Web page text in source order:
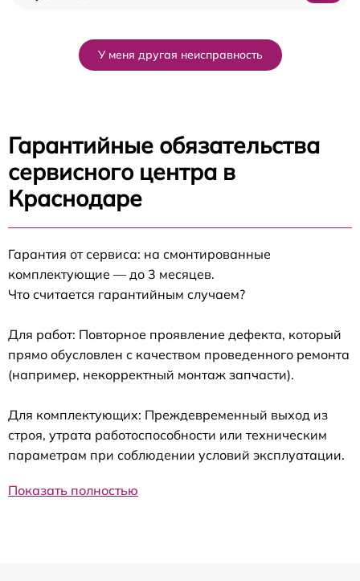
У меня другая неисправность
Гарантийные обязательства
сервисного центра в
Краснодаре
Гарантия от сервиса: на смонтированные
комплектующие — до 3 месяцев.
Что считается гарантийным случаем?
Для работ: Повторное проявление дефекта, который
прямо обусловлен с качеством проведенного ремонта
(например, некорректный монтаж запчасти).
Для комплектующих: Преждевременный выход из
строя, утрата работоспособности или техническим
параметрам при соблюдении условий эксплуатации.
Показать полностью